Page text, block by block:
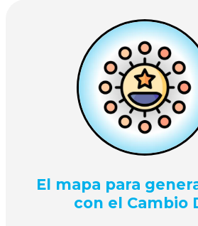
El mapa para
con el Cambio